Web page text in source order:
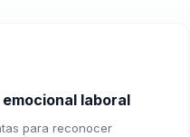
laboral
para reconocer